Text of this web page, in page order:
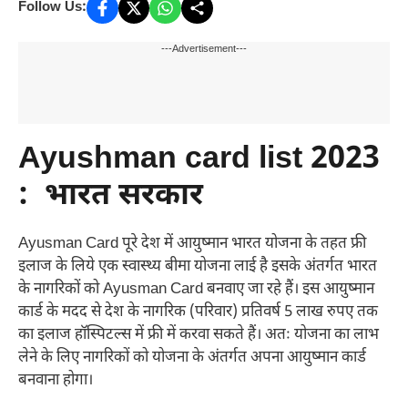
Follow Us:
---Advertisement---
Ayushman card list 2023
: भारत सरकार
Ayusman Card पूरे देश में आयुष्मान भारत योजना के तहत फ्री
इलाज के लिये एक स्वास्थ्य बीमा योजना लाई है इसके अंतर्गत भारत
के नागरिकों को Ayusman Card बनवाए जा रहे हैं। इस आयुष्मान
कार्ड के मदद से देश के नागरिक (परिवार) प्रतिवर्ष 5 लाख रुपए तक
का इलाज हॉस्पिटल्स में फ्री में करवा सकते हैं। अतः योजना का लाभ
लेने के लिए नागरिकों को योजना के अंतर्गत अपना आयुष्मान कार्ड
बनवाना होगा।